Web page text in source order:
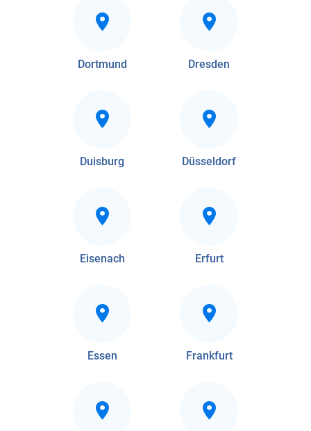
Dortmund Dresden
Duisburg Düsseldorf
Eisenach Erfurt
Essen Frankfurt